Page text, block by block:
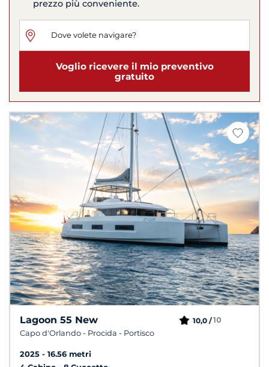
prezzo più conveniente.
Voglio ricevere il mio preventivo
gratuito
Lagoon 55 New
Capo d'Orlando - Procida - Portisco
10,0 /10
2025
16.56 metri